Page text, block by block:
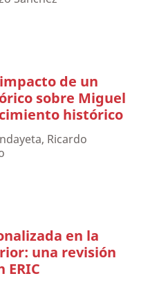
de un
sobre Miguel
histórico
Ricardo
en la
una revisión